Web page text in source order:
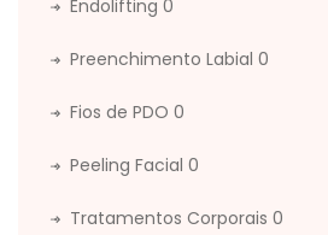
Endolifting 0
Preenchimento Labial 0
Fios de PDO 0
Peeling Facial 0
Tratamentos Corporais 0